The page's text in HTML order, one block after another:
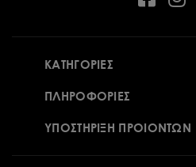
ΚΑΤΗΓΟΡΙΕΣ
ΠΛΗΡΟΦΟΡΙΕΣ
ΥΠΟΣΤΗΡΙΞΗ ΠΡΟΙΟΝΤΩΝ